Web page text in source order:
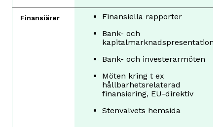
Finansiärer
Finansiella rapporter
Bank- och
Bank- och investerarmöten
Möten kring t ex
hållbarhetsrelaterad
finansiering, EU-direktiv
Stenvalvets hemsida